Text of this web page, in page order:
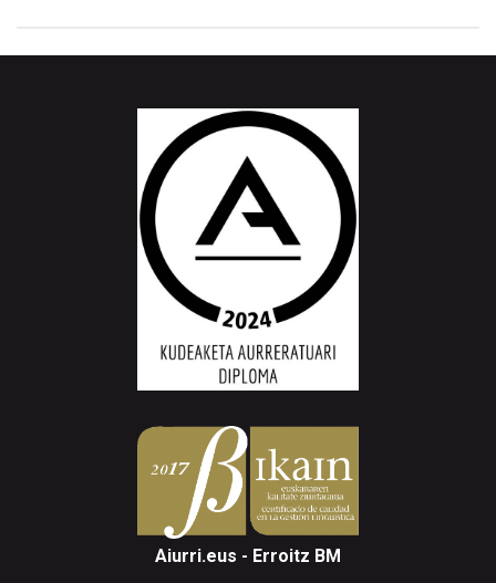
Aiurri.eus - Erroitz BM